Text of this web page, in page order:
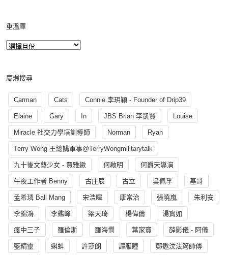
重溫庫
慶爆搜尋
Carman Cats Connie 李玥穎 - Founder of Drip39
Elaine Gary In JBS Brian 李凱賢 Louise
Miracle 社交力學培訓導師 Norman Ryan
Terry Wong 王總講軍事@TerryWongmilitarytalk
九十後文藝少女 - 賈雅緻 何啟明 何爵天導演
午夜工作者 Benny 古庄辰 古立 吳佩孚 基哥
孟希璘 Ball Mang 宋浩暉 康常治 張曉嵐 朱利安
李錦鴻 李鑑峰 梁天琦 楊偉倫 湯寳如
瘋中三子 羅倫斯 羅海憫 葉家寶 薛影儀 - 阿儀
藍精靈 蝌蚪 許莎朗 譚雁瞳 鄭遨汶法筠師傅